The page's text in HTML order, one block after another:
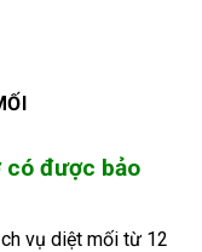
có được bảo
vụ diệt mối từ 12